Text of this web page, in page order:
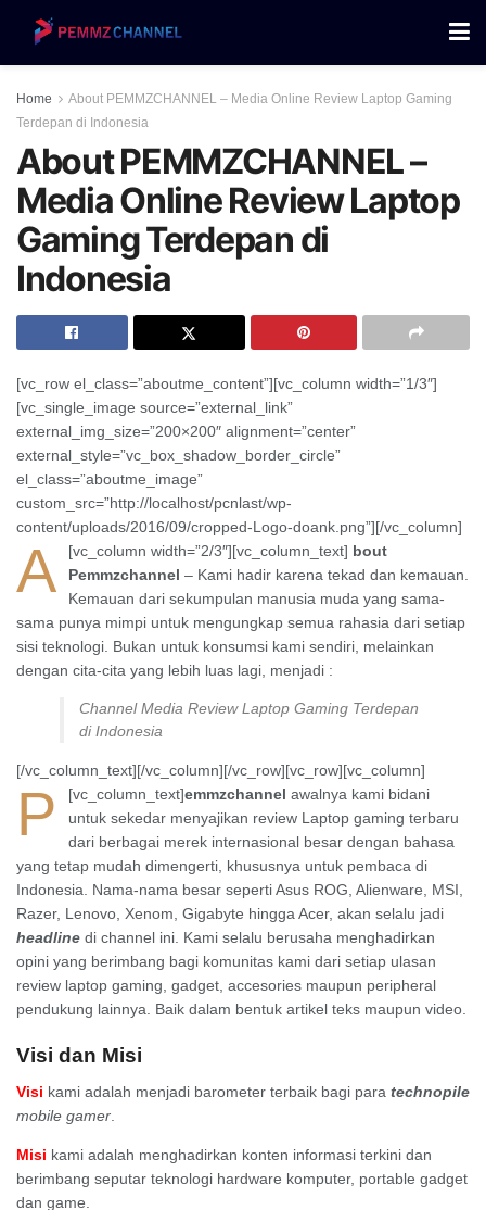
Home
About PEMMZCHANNEL – Media Online Review Laptop Gaming
Terdepan di Indonesia
About PEMMZCHANNEL –
Media Online Review Laptop
Gaming Terdepan di
Indonesia
[vc_row el_class=”aboutme_content”][vc_column width=”1/3″]
[vc_single_image source=”external_link”
external_img_size=”200×200″ alignment=”center”
external_style=”vc_box_shadow_border_circle”
el_class=”aboutme_image”
custom_src=”http://localhost/pcnlast/wp-
content/uploads/2016/09/cropped-Logo-doank.png”][/vc_column]
[vc_column width=”2/3″][vc_column_text]
A
bout
Pemmzchannel – Kami hadir karena tekad dan kemauan.
Kemauan dari sekumpulan manusia muda yang sama-
sama punya mimpi untuk mengungkap semua rahasia dari setiap
sisi teknologi. Bukan untuk konsumsi kami sendiri, melainkan
dengan cita-cita yang lebih luas lagi, menjadi :
Channel Media Review Laptop Gaming Terdepan
di Indonesia
[/vc_column_text][/vc_column][/vc_row][vc_row][vc_column]
[vc_column_text]
P emmzchannel awalnya kami bidani
untuk sekedar menyajikan review Laptop gaming terbaru
dari berbagai merek internasional besar dengan bahasa
yang tetap mudah dimengerti, khususnya untuk pembaca di
Indonesia. Nama-nama besar seperti Asus ROG, Alienware, MSI,
Razer, Lenovo, Xenom, Gigabyte hingga Acer, akan selalu jadi
headline di channel ini. Kami selalu berusaha menghadirkan
opini yang berimbang bagi komunitas kami dari setiap ulasan
review laptop gaming, gadget, accesories maupun peripheral
pendukung lainnya. Baik dalam bentuk artikel teks maupun video.
Visi dan Misi
Visi kami adalah menjadi barometer terbaik bagi para technopile
mobile gamer.
Misi kami adalah menghadirkan konten informasi terkini dan
berimbang seputar teknologi hardware komputer, portable gadget
dan game.